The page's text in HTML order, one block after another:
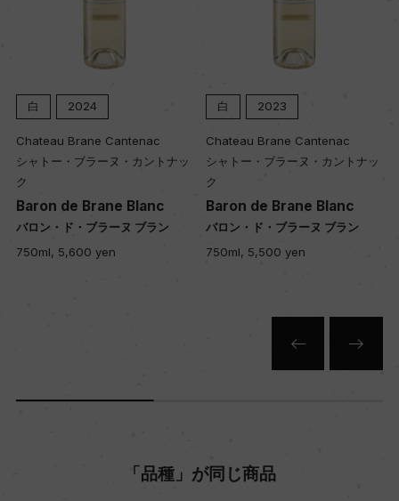
白 2024
Chateau Brane Cantenac
シャトー・ブラーヌ・カントナッ
ク
Baron de Brane Blanc
バロン・ド・ブラーヌ ブラン
750ml, 5,600 yen
白 2023
Chateau Brane Cantenac
シャトー・ブラーヌ・カントナッ
ク
Baron de Brane Blanc
バロン・ド・ブラーヌ ブラン
750ml, 5,500 yen
「品種」が同じ商品